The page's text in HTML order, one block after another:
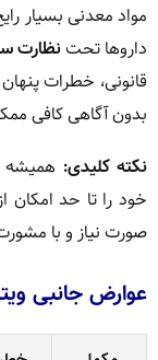
مواد معدنی بسیار
داروها تحتنظارت
قانونی، خطرات
بدون آگاهی کافی
نکته کلیدی: همیشه
خود را تا حد امکان
صورت نیاز و با
عوارض جانبی